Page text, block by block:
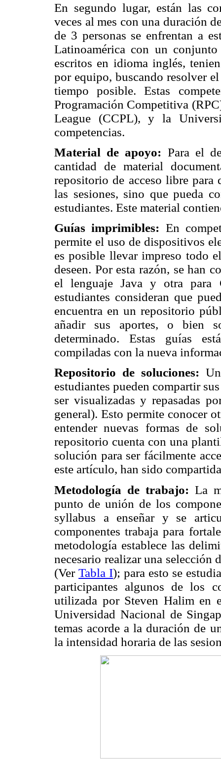
En segundo lugar, están las
veces al mes con una duración
de 3 personas se enfrentan a
Latinoamérica con un
escritos en idioma inglés,
por equipo, buscando resolver
tiempo posible. Estas
Programación Competitiva
League (CCPL), y la
competencias.
Material de apoyo: Para el
cantidad de material
repositorio de acceso libre para
las sesiones, sino que pueda
estudiantes. Este material
Guías imprimibles: En
permite el uso de dispositivos
es posible llevar impreso todo
deseen. Por esta razón, se han
el lenguaje Java y otra para
estudiantes consideran que
encuentra en un repositorio
añadir sus aportes, o bien
determinado. Estas guías
compiladas con la nueva
Repositorio de soluciones:
estudiantes pueden compartir
ser visualizadas y repasadas
general). Esto permite conocer
entender nuevas formas de
repositorio cuenta con una
solución para ser fácilmente
este artículo, han sido
Metodología de trabajo: La
punto de unión de los
syllabus a enseñar y se
componentes trabaja para
metodología establece las
necesario realizar una selección
(VerTabla I); para esto se
participantes algunos de los
utilizada por Steven Halim en
Universidad Nacional de
temas acorde a la duración de
la intensidad horaria de las